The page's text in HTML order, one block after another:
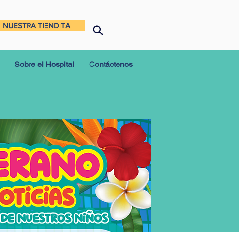
NUESTRA TIENDITA
Sobre el Hospital Contáctenos